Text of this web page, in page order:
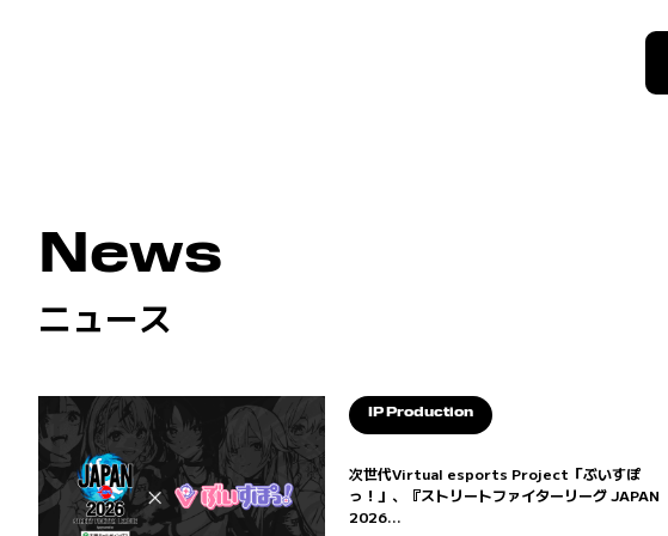
News
ニュース
IP Production
次世代Virtual esports Project「ぶいすぽ
っ！」、『ストリートファイターリーグ JAPAN
2026...